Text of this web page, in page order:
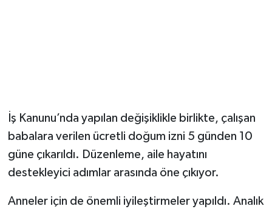
İş Kanunu’nda yapılan değişiklikle birlikte, çalışan
babalara verilen ücretli doğum izni 5 günden 10
güne çıkarıldı. Düzenleme, aile hayatını
destekleyici adımlar arasında öne çıkıyor.
Anneler için de önemli iyileştirmeler yapıldı. Analık